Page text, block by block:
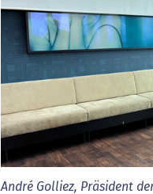
André Golliez, Präsident